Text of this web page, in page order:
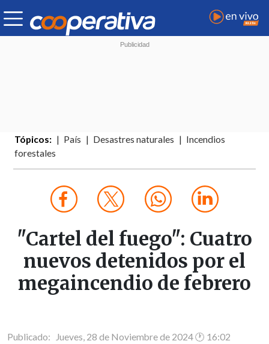
Tópicos: País Desastres naturales
Incendios
forestales
"Cartel del fuego": Cuatro
nuevos detenidos por el
megaincendio de febrero
Publicado: Jueves, 28 de Noviembre de 2024 🕐 16:02